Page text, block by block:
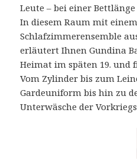
Leute – bei einer Bettlänge
In diesem Raum mit
Schlafzimmerensemble
erläutert Ihnen Gundina
Heimat im späten 19. und
Vom Zylinder bis zum
Gardeuniform bis hin zu
Unterwäsche der